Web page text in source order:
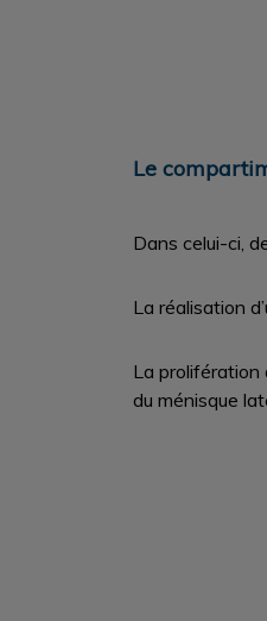
Le
Dans celui-ci,
La réalisation
La prolifération
du ménisque